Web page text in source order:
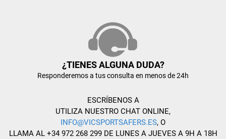
¿TIENES ALGUNA DUDA?
Responderemos a tus consulta en menos de 24h
ESCRÍBENOS A
UTILIZA NUESTRO CHAT ONLINE,
INFO@VICSPORTSAFERS.ES, O
LLAMA AL +34 972 268 299 DE LUNES A JUEVES A 9H A 18H